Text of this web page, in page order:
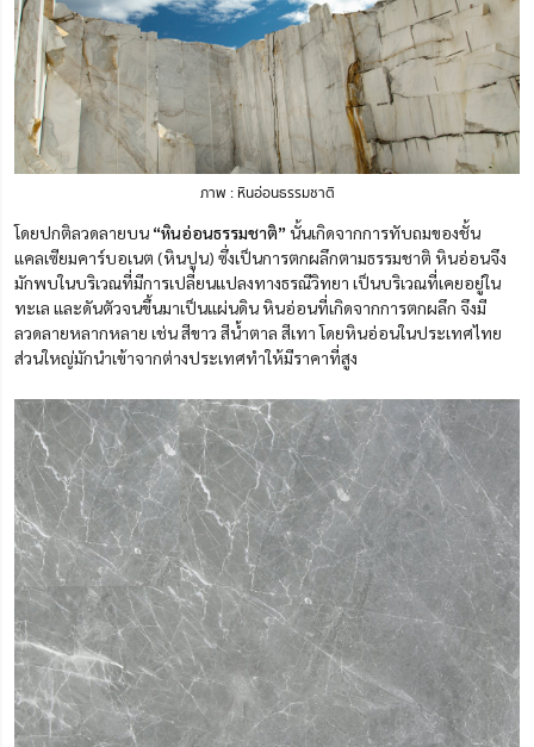
ภาพ : หินอ่อนธรรมชาติ
โดยปกติลวดลายบน “หินอ่อนธรรมชาติ”นั้นเกิดจากการทับถมของชั้น
แคลเซียมคาร์บอเนต (หินปูน) ซึ่งเป็นการตกผลึกตามธรรมชาติ หินอ่อนจึง
มักพบในบริเวณที่มีการเปลี่ยนแปลงทางธรณีวิทยา เป็นบริเวณที่เคยอยู่ใน
ทะเล และดันตัวจนขึ้นมาเป็นแผ่นดิน หินอ่อนที่เกิดจากการตกผลึก จึงมี
ลวดลายหลากหลาย เช่น สีขาว สีน้ำตาล สีเทา โดยหินอ่อนในประเทศไทย
ส่วนใหญ่มักนำเข้าจากต่างประเทศทำให้มีราคาที่สูง